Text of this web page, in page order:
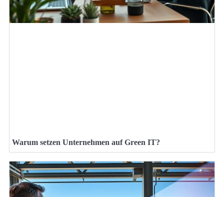
Warum setzen Unternehmen auf Green IT?